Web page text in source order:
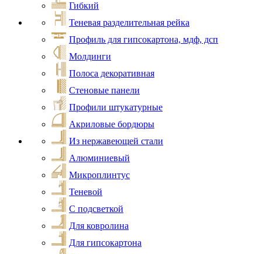
Гибкий
Теневая разделительная рейка
Профиль для гипсокартона, мдф, дсп
Молдинги
Полоса декоративная
Стеновые панели
Профили штукатурные
Акриловые бордюры
Из нержавеющей стали
Алюминиевый
Микроплинтус
Теневой
С подсветкой
Для ковролина
Для гипсокартона